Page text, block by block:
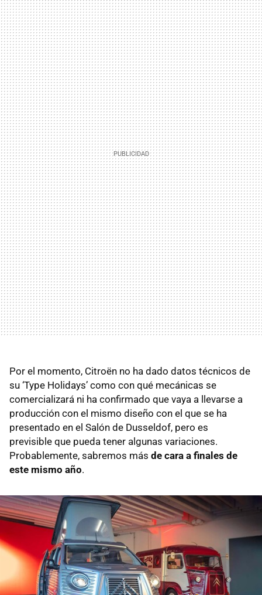
Por el momento, Citroën no ha dado datos técnicos de
su ‘Type Holidays’ como con qué mecánicas se
comercializará ni ha confirmado que vaya a llevarse a
producción con el mismo diseño con el que se ha
presentado en el Salón de Dusseldof, pero es
previsible que pueda tener algunas variaciones.
Probablemente, sabremos más de cara a finales de
este mismo año.